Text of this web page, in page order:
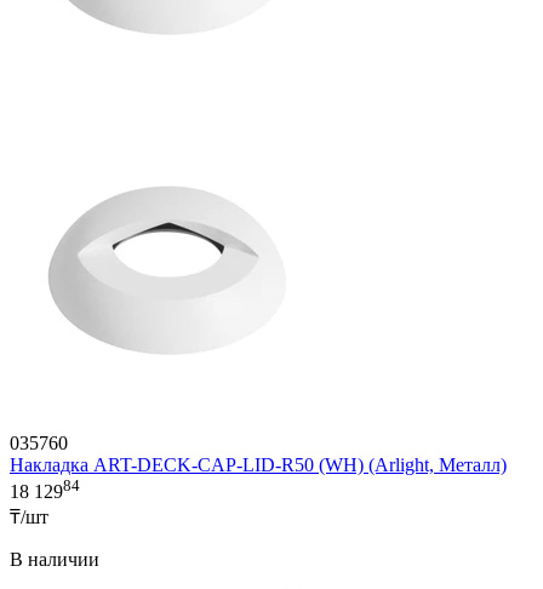
035760
Накладка ART-DECK-CAP-LID-R50 (WH) (Arlight, Металл)
18 12984
₸/шт
В наличии